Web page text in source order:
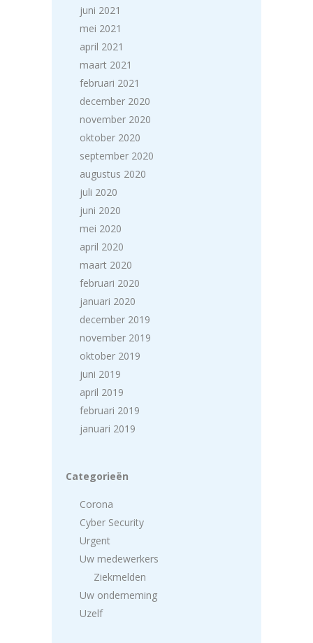
juni 2021
mei 2021
april 2021
maart 2021
februari 2021
december 2020
november 2020
oktober 2020
september 2020
augustus 2020
juli 2020
juni 2020
mei 2020
april 2020
maart 2020
februari 2020
januari 2020
december 2019
november 2019
oktober 2019
juni 2019
april 2019
februari 2019
januari 2019
Categorieën
Corona
Cyber Security
Urgent
Uw medewerkers
Ziekmelden
Uw onderneming
Uzelf